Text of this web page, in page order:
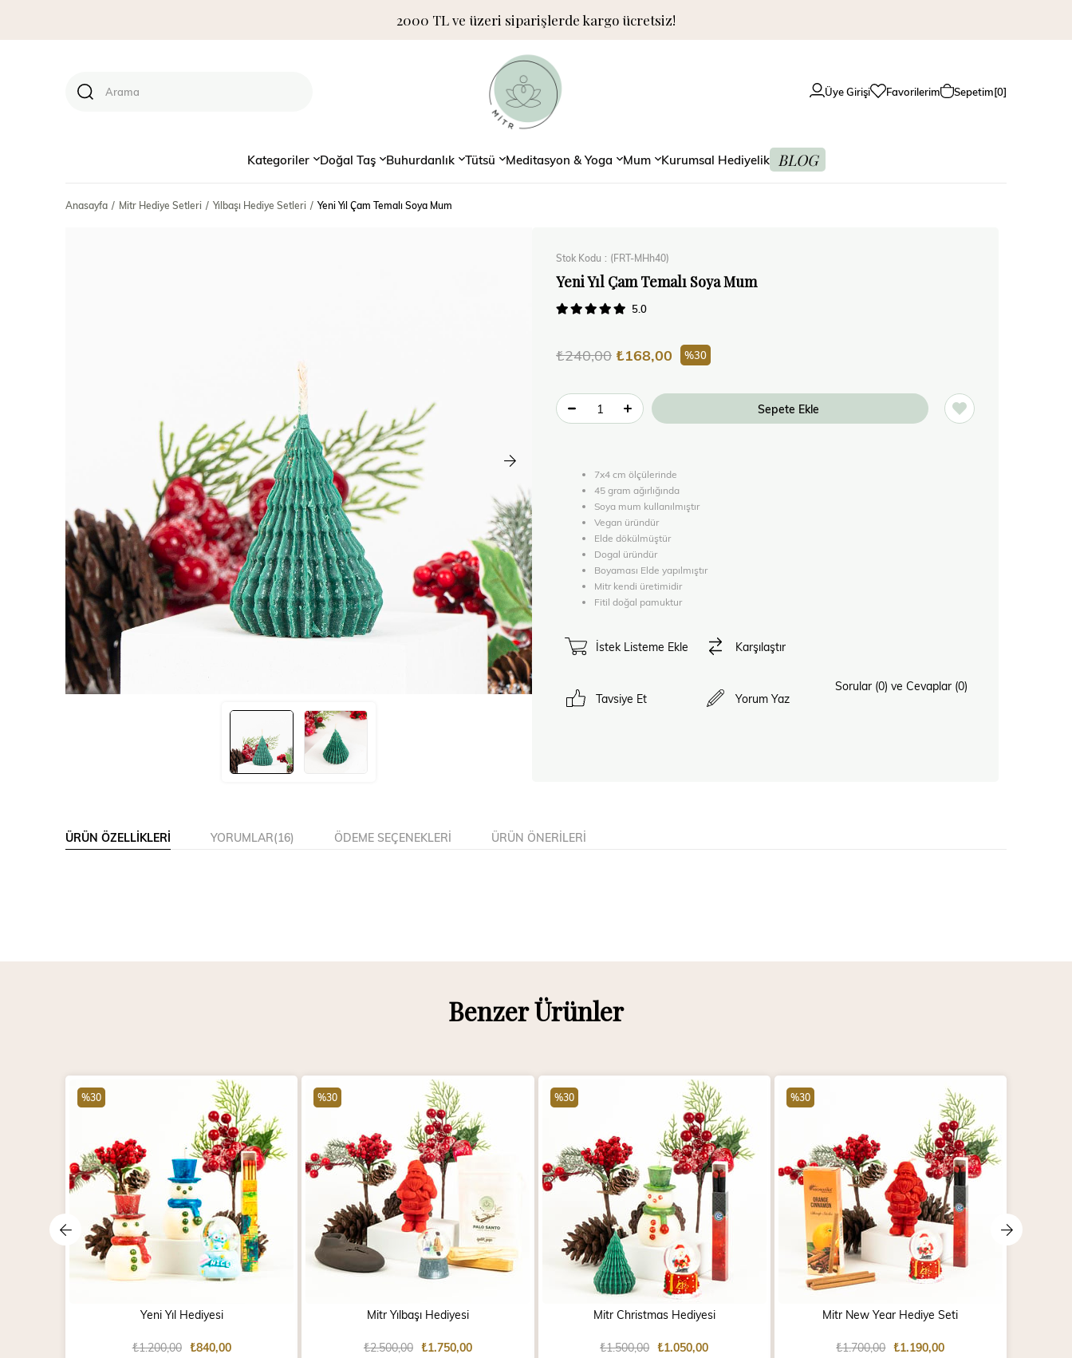
2000 TL ve üzeri siparişlerde kargo ücretsiz!
Üye Girişi Favorilerim Sepetim 0
Kategoriler Doğal Taş Buhurdanlık Tütsü Meditasyon & Yoga Mum Kurumsal Hediyelik BLOG
Anasayfa Mitr Hediye Setleri Yılbaşı Hediye Setleri Yeni Yıl Çam Temalı Soya Mum
Stok Kodu (FRT-MHh40)
Yeni Yıl Çam Temalı Soya Mum
5.0
₺240,00 ₺168,00 30
7x4 cm ölçülerinde
45 gram ağırlığında
Soya mum kullanılmıştır
Vegan üründür
Elde dökülmüştür
Dogal üründür
Boyaması Elde yapılmıştır
Mitr kendi üretimidir
Fitil doğal pamuktur
İstek Listeme Ekle Karşılaştır
Tavsiye Et Yorum Yaz
Sorular (0) ve Cevaplar (0)
ÜRÜN ÖZELLIKLERI YORUMLAR(16) ÖDEME SEÇENEKLERI ÜRÜN ÖNERILERI
Benzer Ürünler
Yeni Yıl Hediyesi
₺840,00
₺1.200,00
%30
Mitr Yılbaşı Hediyesi
₺1.750,00
₺2.500,00
%30
Mitr Christmas Hediyesi
₺1.050,00
₺1.500,00
%30
Mitr New Year Hediye Seti
₺1.190,00
₺1.700,00
%30